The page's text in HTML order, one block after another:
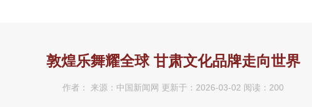
敦煌乐舞耀全球 甘肃文化品牌走向世界
作者： 来源：中国新闻网 更新于： 2026-03-02 阅读： 200